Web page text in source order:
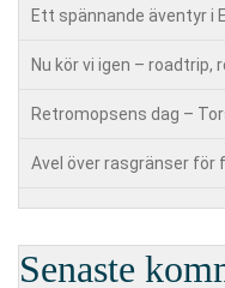
Ett spännande äventyr i
Nu kör vi igen – roadtrip,
Retromopsens dag –
Avel över rasgränser för
Senaste